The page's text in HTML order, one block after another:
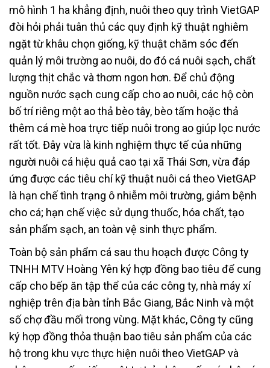
mô hình 1 ha khẳng định, nuôi theo quy trình VietGAP
đòi hỏi phải tuân thủ các quy định kỹ thuật nghiêm
ngặt từ khâu chọn giống, kỹ thuật chăm sóc đến
quản lý môi trường ao nuôi, do đó cá nuôi sạch, chất
lượng thịt chắc và thơm ngon hơn. Để chủ động
nguồn nước sạch cung cấp cho ao nuôi, các hộ còn
bố trí riêng một ao thả bèo tây, bèo tấm hoặc thả
thêm cá mè hoa trực tiếp nuôi trong ao giúp lọc nước
rất tốt. Đây vừa là kinh nghiệm thực tế của những
người nuôi cá hiệu quả cao tại xã Thái Sơn, vừa đáp
ứng được các tiêu chí kỹ thuật nuôi cá theo VietGAP
là hạn chế tình trạng ô nhiễm môi trường, giảm bệnh
cho cá; hạn chế việc sử dụng thuốc, hóa chất, tạo
sản phẩm sạch, an toàn vệ sinh thực phẩm.
Toàn bộ sản phẩm cá sau thu hoạch được Công ty
TNHH MTV Hoàng Yên ký hợp đồng bao tiêu để cung
cấp cho bếp ăn tập thể của các công ty, nhà máy xí
nghiệp trên địa bàn tỉnh Bắc Giang, Bắc Ninh và một
số chợ đầu mối trong vùng. Mặt khác, Công ty cũng
ký hợp đồng thỏa thuận bao tiêu sản phẩm của các
hộ trong khu vực thực hiện nuôi theo VietGAP và